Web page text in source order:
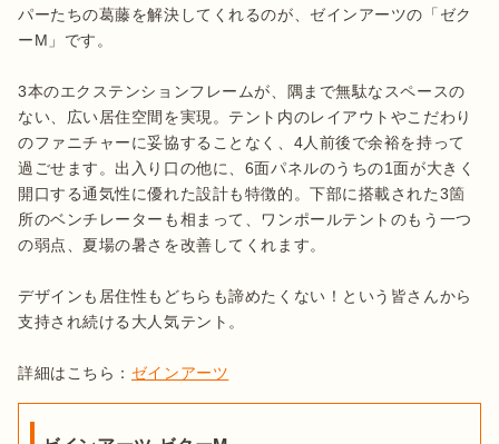
パーたちの葛藤を解決してくれるのが、ゼインアーツの「ゼク
ーM」です。
3本のエクステンションフレームが、隅まで無駄なスペースの
ない、広い居住空間を実現。テント内のレイアウトやこだわり
のファニチャーに妥協することなく、4人前後で余裕を持って
過ごせます。出入り口の他に、6面パネルのうちの1面が大きく
開口する通気性に優れた設計も特徴的。下部に搭載された3箇
所のベンチレーターも相まって、ワンポールテントのもう一つ
の弱点、夏場の暑さを改善してくれます。
デザインも居住性もどちらも諦めたくない！という皆さんから
支持され続ける大人気テント。
詳細はこちら： ゼインアーツ